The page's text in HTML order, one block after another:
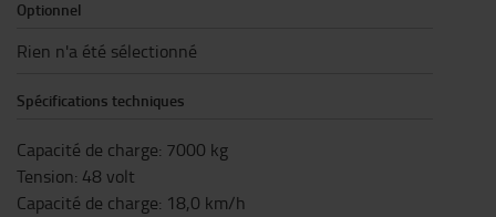
Optionnel
Rien n'a été sélectionné
Spécifications techniques
Capacité de charge: 7000 kg
Tension: 48 volt
Capacité de charge: 18,0 km/h